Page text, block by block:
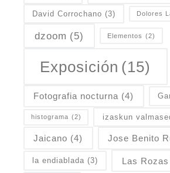
David Corrochano (3) Dolores
dzoom (5) Elementos (2)
Exposición (15)
Fotografia nocturna (4)
histograma (2) izaskun
Jaicano (4) Jose Benito
la endiablada (3) Las Rozas